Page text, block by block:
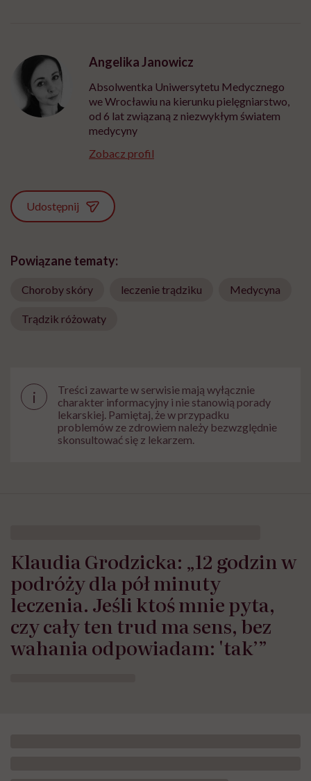
Angelika Janowicz
Absolwentka Uniwersytetu Medycznego
we Wrocławiu na kierunku pielęgniarstwo,
od 6 lat związaną z niezwykłym światem
medycyny
Zobacz profil
Udostępnij
Powiązane tematy:
Choroby skóry leczenie trądziku Medycyna
Trądzik różowaty
i
Treści zawarte w serwisie mają wyłącznie
charakter informacyjny i nie stanowią porady
lekarskiej. Pamiętaj, że w przypadku
problemów ze zdrowiem należy bezwzględnie
skonsultować się z lekarzem.
Klaudia Grodzicka: „12 godzin w
podróży dla pół minuty
leczenia. Jeśli ktoś mnie pyta,
czy cały ten trud ma sens, bez
wahania odpowiadam: 'tak’”